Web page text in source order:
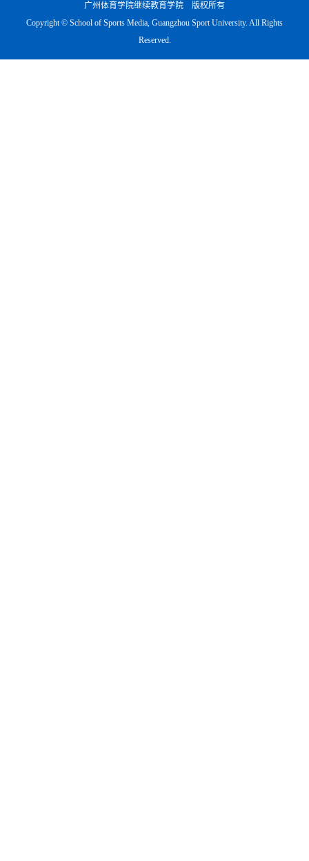
广州体育学院继续教育学院 版权所有
Copyright © School of Sports Media, Guangzhou Sport University. All Rights
Reserved.